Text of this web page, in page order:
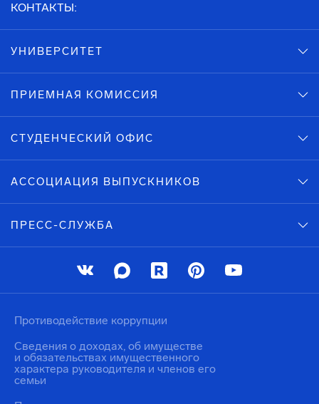
КОНТАКТЫ:
УНИВЕРСИТЕТ
ПРИЕМНАЯ КОМИССИЯ
СТУДЕНЧЕСКИЙ ОФИС
АССОЦИАЦИЯ ВЫПУСКНИКОВ
ПРЕСС-СЛУЖБА
Противодействие коррупции
Сведения о доходах, об имуществе
и обязательствах имущественного
характера руководителя и членов его
семьи